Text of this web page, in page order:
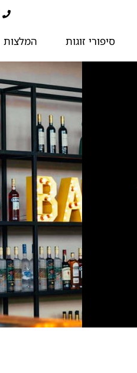
סיפורי זוגות המלצות